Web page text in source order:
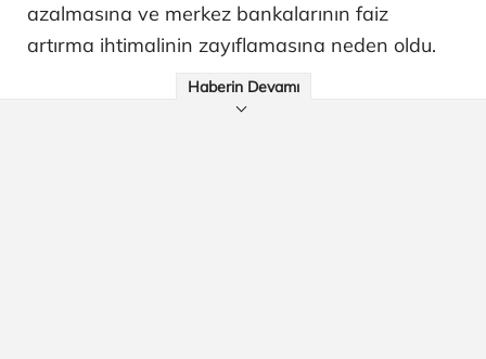
azalmasına ve merkez bankalarının faiz
artırma ihtimalinin zayıflamasına neden oldu.
Haberin Devamı